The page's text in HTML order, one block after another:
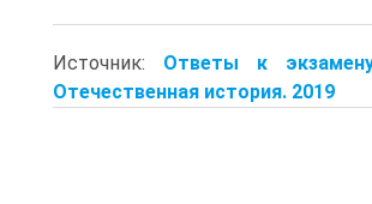
Источник: Ответы к
Отечественная история. 2019